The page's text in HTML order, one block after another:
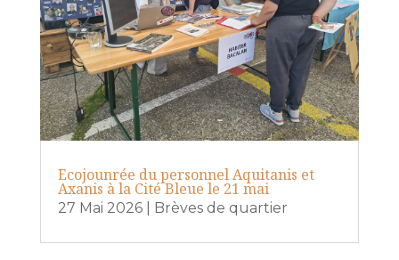
Ecojounrée du personnel Aquitanis et
Axanis à la Cité Bleue le 21 mai
27 Mai 2026| Brèves de quartier